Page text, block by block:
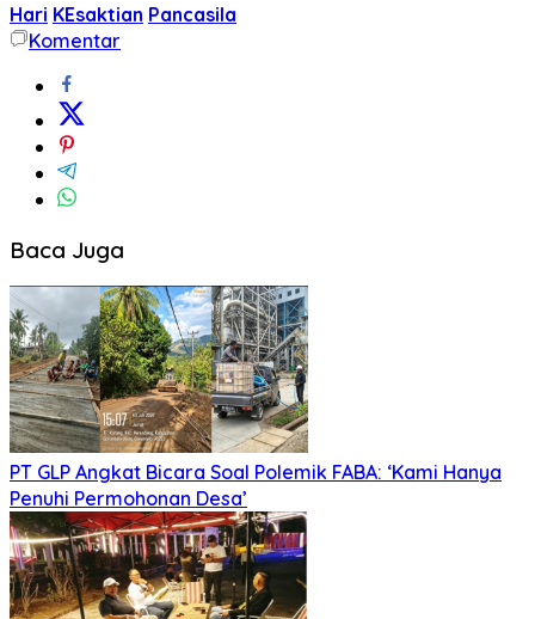
Hari KEsaktian Pancasila
Komentar
Baca Juga
PT GLP Angkat Bicara Soal Polemik FABA: ‘Kami Hanya
Penuhi Permohonan Desa’